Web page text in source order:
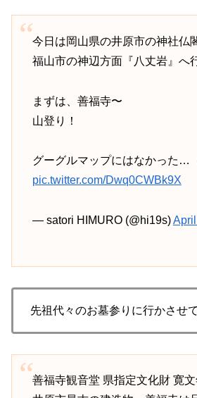
今日は岡山県の井原市の神社仏
福山市の神辺方面『八丈岩』へ
まずは、善福寺〜
山登り！
グーグルマップにはなかった…
pic.twitter.com/Dwq0CWBk9X
— satori HIMURO (@hi19s)
先祖代々のお墓参りに行かさせ
善福寺観音堂 県指定文化財 寛文